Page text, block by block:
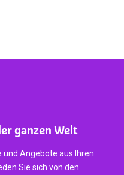
ganzen Welt
Angebote aus Ihren
Sie sich von den